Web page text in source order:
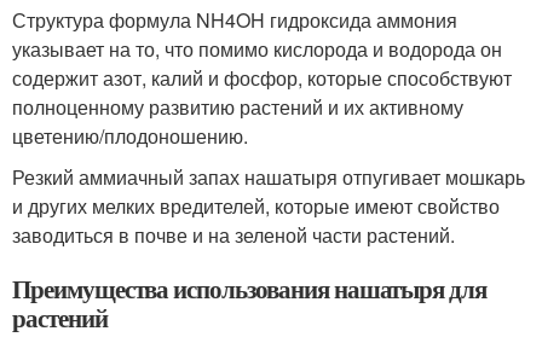
Структура формула NH4OH гидроксида аммония
указывает на то, что помимо кислорода и водорода он
содержит азот, калий и фосфор, которые способствуют
полноценному развитию растений и их активному
цветению/плодоношению.
Резкий аммиачный запах нашатыря отпугивает мошкарь
и других мелких вредителей, которые имеют свойство
заводиться в почве и на зеленой части растений.
Преимущества использования нашатыря для
растений